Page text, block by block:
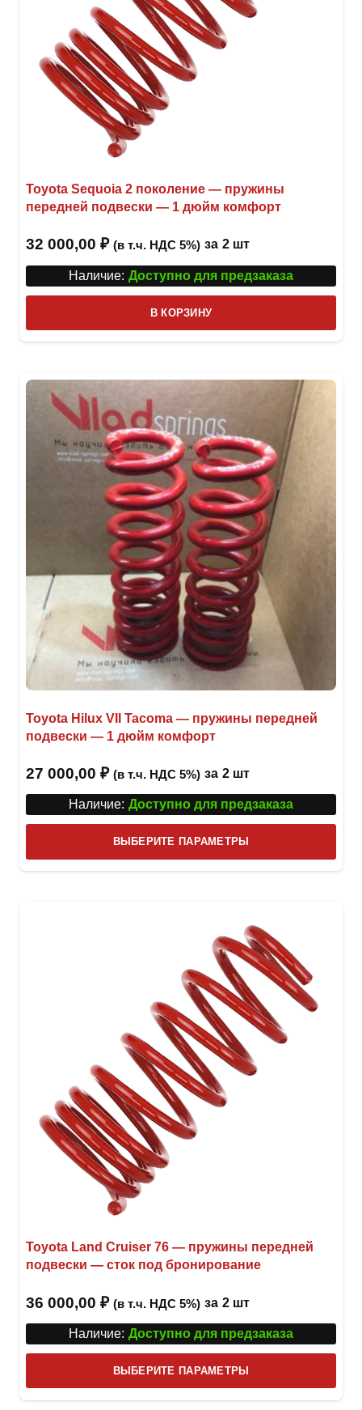
Toyota Sequoia 2 поколение — пружины
передней подвески — 1 дюйм комфорт
32 000,00 ₽ (в т.ч. НДС 5%) за 2 шт
Наличие: Доступно для предзаказа
В КОРЗИНУ
Toyota Hilux VII Tacoma — пружины передней
подвески — 1 дюйм комфорт
27 000,00 ₽ (в т.ч. НДС 5%) за 2 шт
Наличие: Доступно для предзаказа
ВЫБЕРИТЕ ПАРАМЕТРЫ
товар
Toyota Land Cruiser 76 — пружины передней
подвески — сток под бронирование
36 000,00 ₽ (в т.ч. НДС 5%) за 2 шт
Наличие: Доступно для предзаказа
ВЫБЕРИТЕ ПАРАМЕТРЫ
товар